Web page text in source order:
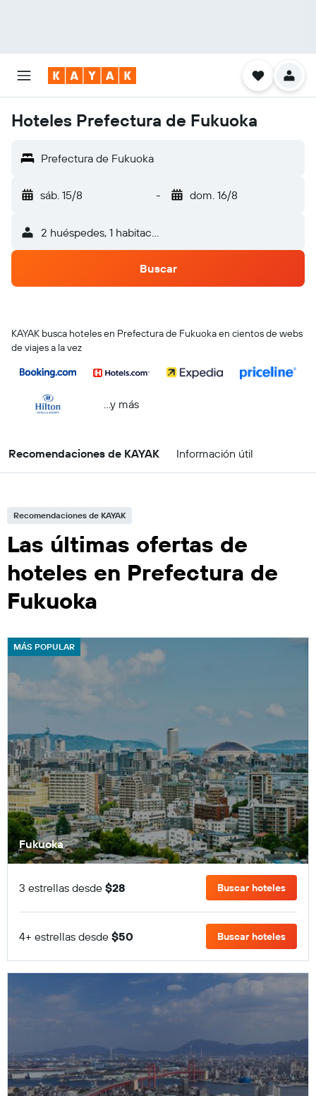
Hoteles Prefectura de Fukuoka
Prefectura de Fukuoka
sáb. 15/8 - dom. 16/8
2 huéspedes, 1 habitación
Buscar
KAYAK busca hoteles en Prefectura de Fukuoka en cientos de webs
de viajes a la vez
...y más
Recomendaciones de KAYAK Información útil
Recomendaciones de KAYAK
Las últimas ofertas de
hoteles en Prefectura de
Fukuoka
MÁS POPULAR
Fukuoka
3 estrellas desde $28 Buscar hoteles
4+ estrellas desde $50 Buscar hoteles